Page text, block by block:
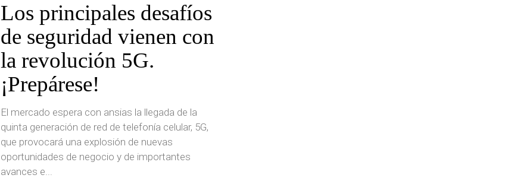
Los principales desafíos
de seguridad vienen con
la revolución 5G.
¡Prepárese!
El mercado espera con ansias la llegada de la
quinta generación de red de telefonía celular, 5G,
que provocará una explosión de nuevas
oportunidades de negocio y de importantes
avances e...